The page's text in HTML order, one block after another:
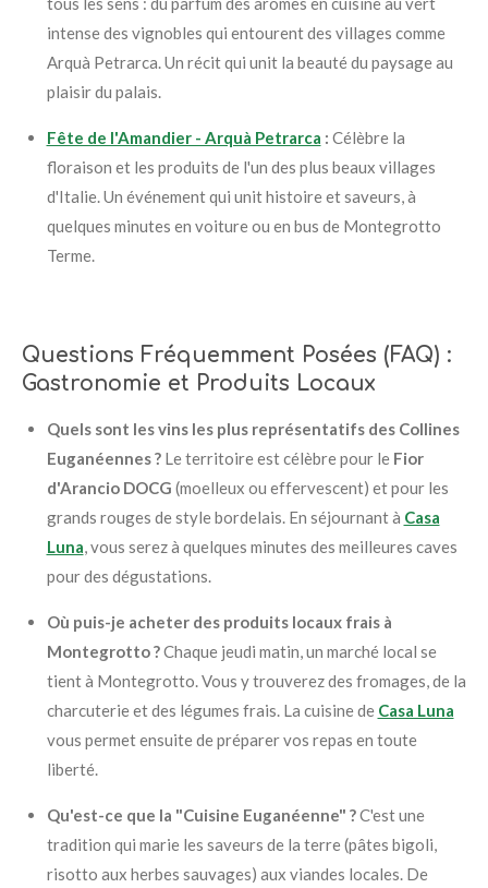
intense des vignobles qui entourent des villages comme
Arquà Petrarca. Un récit qui unit la beauté du paysage au
plaisir du palais.
Fête de l'Amandier - Arquà Petrarca : Célèbre la
floraison et les produits de l'un des plus beaux villages
d'Italie. Un événement qui unit histoire et saveurs, à
quelques minutes en voiture ou en bus de Montegrotto
Terme.
Questions Fréquemment Posées (FAQ) :
Gastronomie et Produits Locaux
Quels sont les vins les plus représentatifs des Collines
Euganéennes ?Le territoire est célèbre pour le Fior
d'Arancio DOCG (moelleux ou effervescent) et pour les
grands rouges de style bordelais. En séjournant à Casa
Luna, vous serez à quelques minutes des meilleures caves
pour des dégustations.
Où puis-je acheter des produits locaux frais à
Montegrotto ?Chaque jeudi matin, un marché local se
tient à Montegrotto. Vous y trouverez des fromages, de la
charcuterie et des légumes frais. La cuisine de Casa Luna
vous permet ensuite de préparer vos repas en toute
liberté.
Qu'est-ce que la "Cuisine Euganéenne" ?C'est une
tradition qui marie les saveurs de la terre (pâtes bigoli,
risotto aux herbes sauvages) aux viandes locales. De